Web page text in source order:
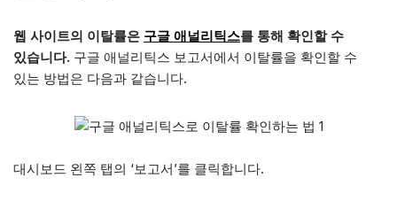
웹 사이트의 이탈률은 구글 애널리틱스를 통해 확인할 수
있습니다. 구글 애널리틱스 보고서에서 이탈률을 확인할 수
있는 방법은 다음과 같습니다.
대시보드 왼쪽 탭의 ‘보고서’를 클릭합니다.